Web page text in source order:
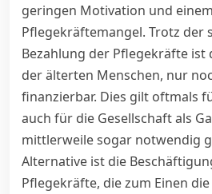
geringen Motivation und
Pflegekräftemangel. Trotz der
Bezahlung der Pflegekräfte ist
der älterten Menschen, nur
finanzierbar. Dies gilt oftmals
auch für die Gesellschaft als
mittlerweile sogar notwendig
Alternative ist die
Pflegekräfte, die zum Einen